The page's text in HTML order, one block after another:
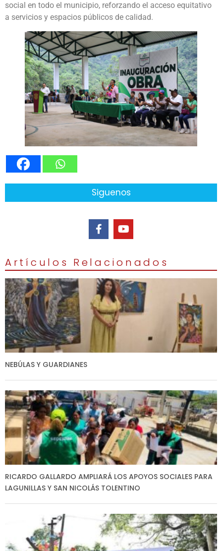
social en todo el municipio, reforzando el acceso equitativo
a servicios y espacios públicos de calidad.
Siguenos
Artículos Relacionados
NEBÚLAS Y GUARDIANES
RICARDO GALLARDO AMPLIARÁ LOS APOYOS SOCIALES PARA
LAGUNILLAS Y SAN NICOLÁS TOLENTINO